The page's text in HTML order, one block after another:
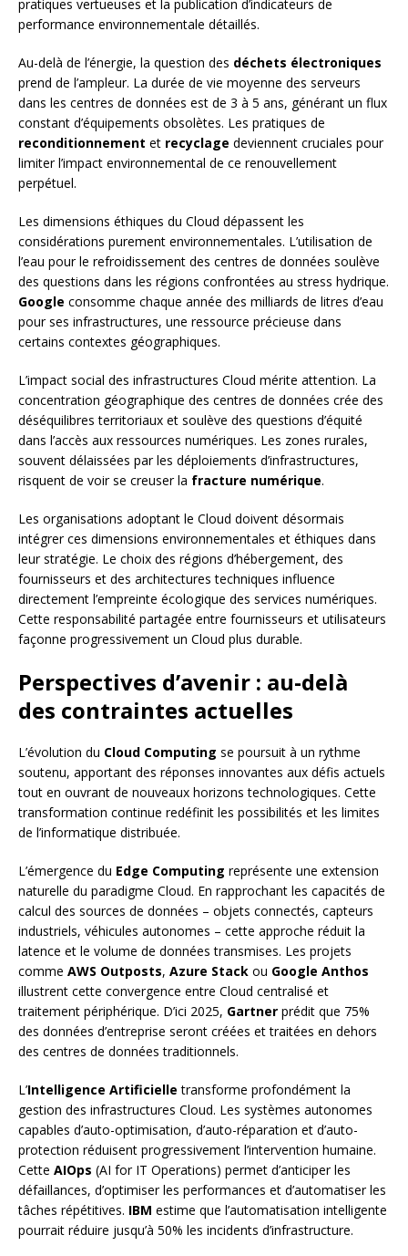
pratiques vertueuses et la publication d’indicateurs de
performance environnementale détaillés.
Au-delà de l’énergie, la question des déchets électroniques
prend de l’ampleur. La durée de vie moyenne des serveurs
dans les centres de données est de 3 à 5 ans, générant un flux
constant d’équipements obsolètes. Les pratiques de
reconditionnement et recyclage deviennent cruciales pour
limiter l’impact environnemental de ce renouvellement
perpétuel.
Les dimensions éthiques du Cloud dépassent les
considérations purement environnementales. L’utilisation de
l’eau pour le refroidissement des centres de données soulève
des questions dans les régions confrontées au stress hydrique.
Google consomme chaque année des milliards de litres d’eau
pour ses infrastructures, une ressource précieuse dans
certains contextes géographiques.
L’impact social des infrastructures Cloud mérite attention. La
concentration géographique des centres de données crée des
déséquilibres territoriaux et soulève des questions d’équité
dans l’accès aux ressources numériques. Les zones rurales,
souvent délaissées par les déploiements d’infrastructures,
risquent de voir se creuser la fracture numérique.
Les organisations adoptant le Cloud doivent désormais
intégrer ces dimensions environnementales et éthiques dans
leur stratégie. Le choix des régions d’hébergement, des
fournisseurs et des architectures techniques influence
directement l’empreinte écologique des services numériques.
Cette responsabilité partagée entre fournisseurs et utilisateurs
façonne progressivement un Cloud plus durable.
Perspectives d’avenir : au-delà
des contraintes actuelles
L’évolution du Cloud Computing se poursuit à un rythme
soutenu, apportant des réponses innovantes aux défis actuels
tout en ouvrant de nouveaux horizons technologiques. Cette
transformation continue redéfinit les possibilités et les limites
de l’informatique distribuée.
L’émergence du Edge Computing représente une extension
naturelle du paradigme Cloud. En rapprochant les capacités de
calcul des sources de données – objets connectés, capteurs
industriels, véhicules autonomes – cette approche réduit la
latence et le volume de données transmises. Les projets
comme AWS Outposts, Azure Stack ou Google Anthos
illustrent cette convergence entre Cloud centralisé et
traitement périphérique. D’ici 2025, Gartner prédit que 75%
des données d’entreprise seront créées et traitées en dehors
des centres de données traditionnels.
L’Intelligence Artificielle transforme profondément la
gestion des infrastructures Cloud. Les systèmes autonomes
capables d’auto-optimisation, d’auto-réparation et d’auto-
protection réduisent progressivement l’intervention humaine.
Cette AIOps (AI for IT Operations) permet d’anticiper les
défaillances, d’optimiser les performances et d’automatiser les
tâches répétitives. IBM estime que l’automatisation intelligente
pourrait réduire jusqu’à 50% les incidents d’infrastructure.